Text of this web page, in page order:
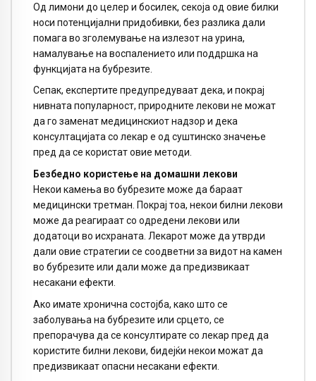
Од лимони до целер и босилек, секоја од овие билки
носи потенцијални придобивки, без разлика дали
помага во зголемување на излезот на урина,
намалување на воспалението или поддршка на
функцијата на бубрезите.
Сепак, експертите предупредуваат дека, и покрај
нивната популарност, природните лекови не можат
да го заменат медицинскиот надзор и дека
консултацијата со лекар е од суштинско значење
пред да се користат овие методи.
Безбедно користење на домашни лекови
Некои камења во бубрезите може да бараат
медицински третман. Покрај тоа, некои билни лекови
може да реагираат со одредени лекови или
додатоци во исхраната. Лекарот може да утврди
дали овие стратегии се соодветни за видот на камен
во бубрезите или дали може да предизвикаат
несакани ефекти.
Ако имате хронична состојба, како што се
заболувања на бубрезите или срцето, се
препорачува да се консултирате со лекар пред да
користите билни лекови, бидејќи некои можат да
предизвикаат опасни несакани ефекти.